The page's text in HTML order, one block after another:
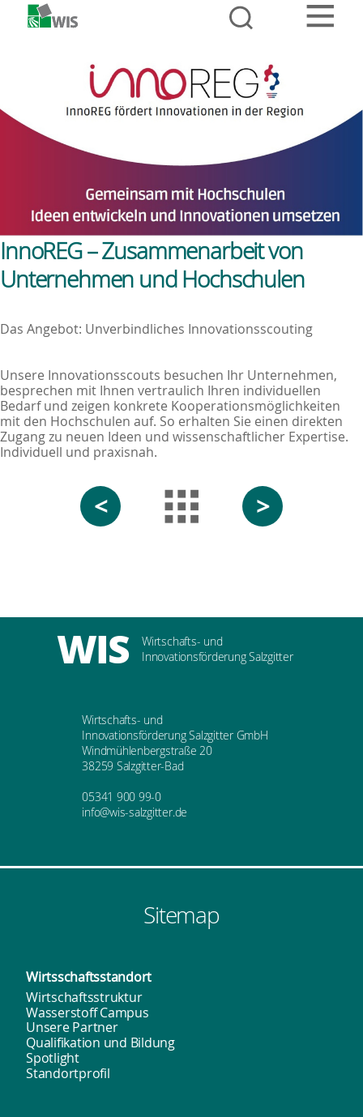
InnoREG – Zusammenarbeit von
Unternehmen und Hochschulen
Das Angebot: Unverbindliches Innovationsscouting
Unsere Innovationsscouts besuchen Ihr Unternehmen,
besprechen mit Ihnen vertraulich Ihren individuellen
Bedarf und zeigen konkrete Kooperationsmöglichkeiten
mit den Hochschulen auf. So erhalten Sie einen direkten
Zugang zu neuen Ideen und wissenschaftlicher Expertise.
Individuell und praxisnah.
< >
WIS
Wirtschafts- und
Innovationsförderung Salzgitter
Wirtschafts- und
Innovationsförderung Salzgitter GmbH
Windmühlenbergstraße 20
38259 Salzgitter-Bad
05341 900 99-0
info@wis-salzgitter.de
Sitemap
Wirtsschafts­standort
Wirtschaftsstruktur
Wasserstoff Campus
Unsere Partner
Qualifikation und Bildung
Spotlight
Standortprofil